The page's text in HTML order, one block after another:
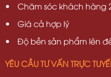
Chăm sóc khách hàng
Giá cả hợp lý
Độ bền sản phẩm lên
YÊU CẦU TƯ VẤN TRỰC